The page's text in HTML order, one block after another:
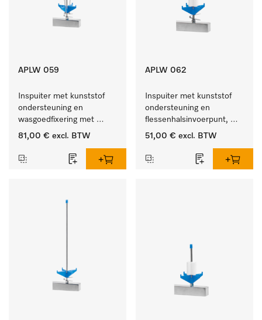
APLW 059
Inspuiter met kunststof
ondersteuning en
wasgoedfixering met
vergr., Ø 6, lengte
81,00 € excl. BTW
APLW 062
Inspuiter met kunststof
ondersteuning en
flessenhalsinvoerpunt,
ster, Ø 6, lengte 135 mm.
51,00 € excl. BTW